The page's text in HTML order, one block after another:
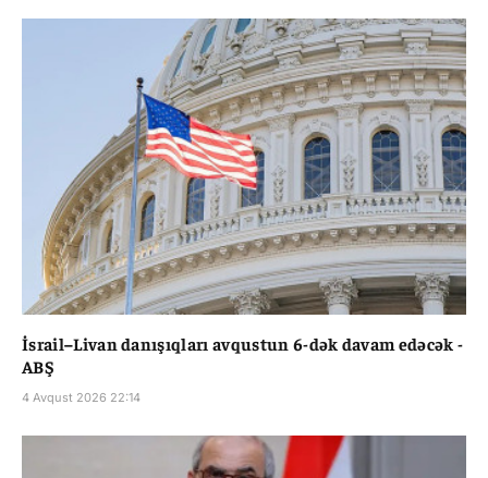
İsrail–Livan danışıqları avqustun 6-dək davam edəcək -
ABŞ
4 Avqust 2026 22:14